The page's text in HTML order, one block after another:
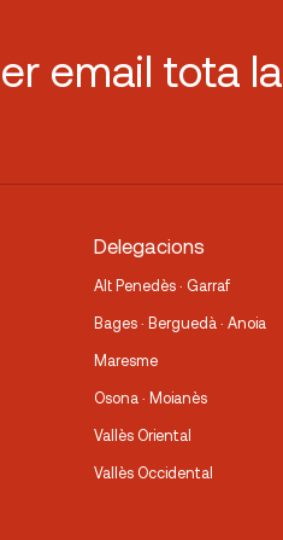
email tota la
Delegacions
Alt Penedès · Garraf
Bages · Berguedà · Anoia
Maresme
Osona · Moianès
Vallès Oriental
Vallès Occidental